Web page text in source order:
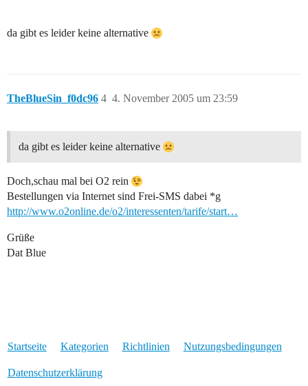
da gibt es leider keine alternative
TheBlueSin_f0dc96 4. November 2005 um 23:59
4
da gibt es leider keine alternative
Doch,schau mal bei O2 rein
Bestellungen via Internet sind Frei-SMS dabei *g
http://www.o2online.de/o2/interessenten/tarife/start…
Grüße
Dat Blue
Startseite Kategorien Richtlinien Nutzungsbedingungen
Datenschutzerklärung